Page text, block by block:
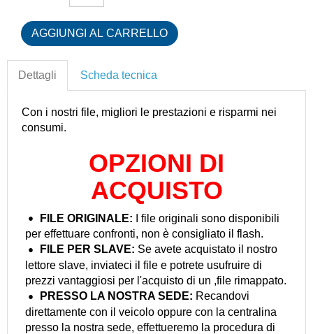
Dettagli Scheda tecnica
Con i nostri file, migliori le prestazioni e risparmi nei
consumi.
OPZIONI DI
ACQUISTO
FILE ORIGINALE:
I file originali sono disponibili
per effettuare confronti, non è consigliato il flash.
FILE PER SLAVE: Se avete acquistato il nostro
lettore slave, inviateci il file e potrete usufruire di
prezzi vantaggiosi per l'acquisto di un ,file rimappato.
PRESSO LA NOSTRA SEDE: Recandovi
direttamente con il veicolo oppure con la centralina
presso la nostra sede, effettueremo la procedura di